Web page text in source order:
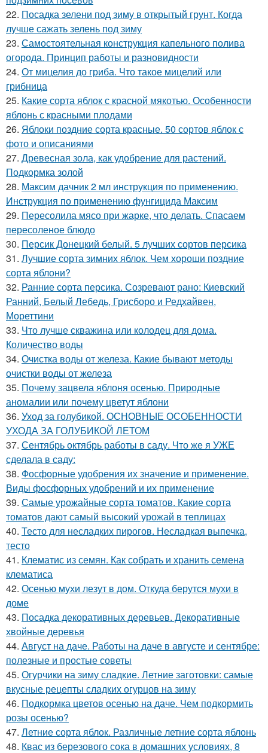
22. Посадка зелени под зиму в открытый грунт. Когда
лучше сажать зелень под зиму
23. Самостоятельная конструкция капельного полива
огорода. Принцип работы и разновидности
24. От мицелия до гриба. Что такое мицелий или
грибница
25. Какие сорта яблок с красной мякотью. Особенности
яблонь с красными плодами
26. Яблоки поздние сорта красные. 50 сортов яблок с
фото и описаниями
27. Древесная зола, как удобрение для растений.
Подкормка золой
28. Максим дачник 2 мл инструкция по применению.
Инструкция по применению фунгицида Максим
29. Пересолила мясо при жарке, что делать. Спасаем
пересоленое блюдо
30. Персик Донецкий белый. 5 лучших сортов персика
31. Лучшие сорта зимних яблок. Чем хороши поздние
сорта яблони?
32. Ранние сорта персика. Созревают рано: Киевский
Ранний, Белый Лебедь, Грисборо и Редхайвен,
Мореттини
33. Что лучше скважина или колодец для дома.
Количество воды
34. Очистка воды от железа. Какие бывают методы
очистки воды от железа
35. Почему зацвела яблоня осенью. Природные
аномалии или почему цветут яблони
36. Уход за голубикой. ОСНОВНЫЕ ОСОБЕННОСТИ
УХОДА ЗА ГОЛУБИКОЙ ЛЕТОМ
37. Сентябрь октябрь работы в саду. Что же я УЖЕ
сделала в саду:
38. Фосфорные удобрения их значение и применение.
Виды фосфорных удобрений и их применение
39. Самые урожайные сорта томатов. Какие сорта
томатов дают самый высокий урожай в теплицах
40. Тесто для несладких пирогов. Несладкая выпечка,
тесто
41. Клематис из семян. Как собрать и хранить семена
клематиса
42. Осенью мухи лезут в дом. Откуда берутся мухи в
доме
43. Посадка декоративных деревьев. Декоративные
хвойные деревья
44. Август на даче. Работы на даче в августе и сентябре:
полезные и простые советы
45. Огурчики на зиму сладкие. Летние заготовки: самые
вкусные рецепты сладких огурцов на зиму
46. Подкормка цветов осенью на даче. Чем подкормить
розы осенью?
47. Летние сорта яблок. Различные летние сорта яблонь
48. Квас из березового сока в домашних условиях, 8